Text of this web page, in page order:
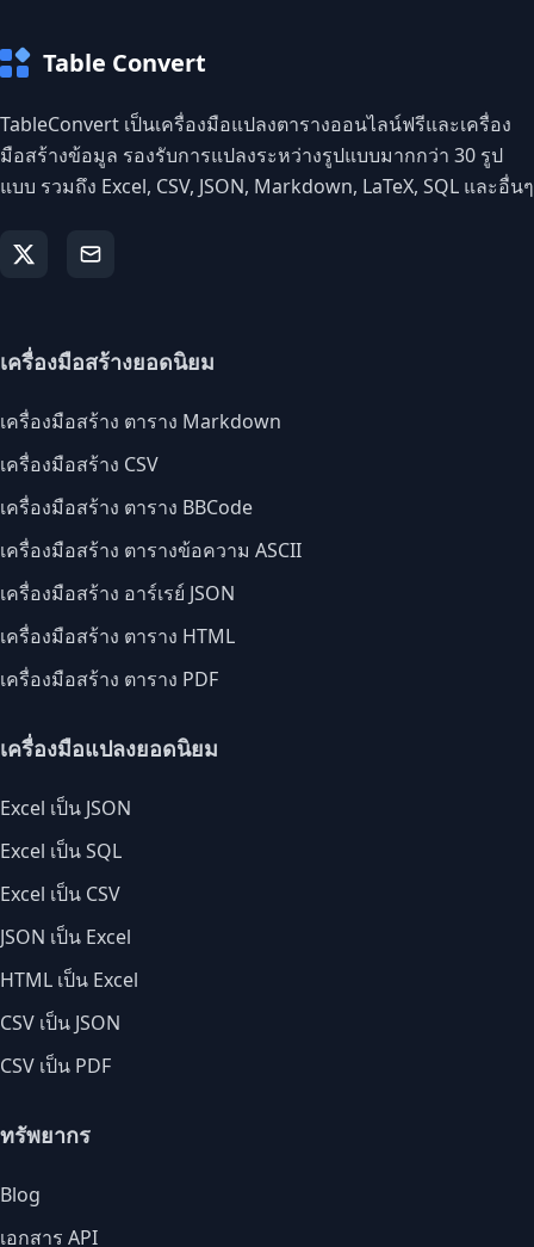
Table Convert
TableConvert เป็นเครื่องมือแปลงตารางออนไลน์ฟรีและเครื่อง
มือสร้างข้อมูล รองรับการแปลงระหว่างรูปแบบมากกว่า 30 รูป
แบบ รวมถึง Excel, CSV, JSON, Markdown, LaTeX, SQL และอื่นๆ
เครื่องมือสร้างยอดนิยม
เครื่องมือสร้าง ตาราง Markdown
เครื่องมือสร้าง CSV
เครื่องมือสร้าง ตาราง BBCode
เครื่องมือสร้าง ตารางข้อความ ASCII
เครื่องมือสร้าง อาร์เรย์ JSON
เครื่องมือสร้าง ตาราง HTML
เครื่องมือสร้าง ตาราง PDF
เครื่องมือแปลงยอดนิยม
Excel เป็น JSON
Excel เป็น SQL
Excel เป็น CSV
JSON เป็น Excel
HTML เป็น Excel
CSV เป็น JSON
CSV เป็น PDF
ทรัพยากร
Blog
เอกสาร API